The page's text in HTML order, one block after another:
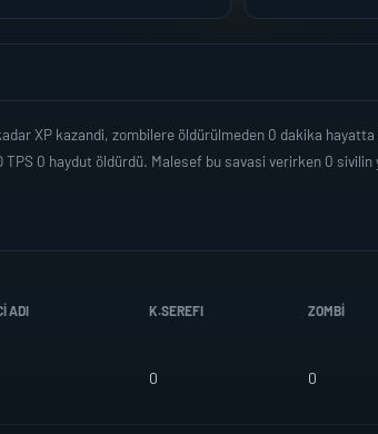
XP kazandi, zombilere öldürülmeden 0 dakika
TPS 0 haydut öldürdü. Malesef bu savasi verirken 0
ADI K.SEREFI ZOMBI
0 0